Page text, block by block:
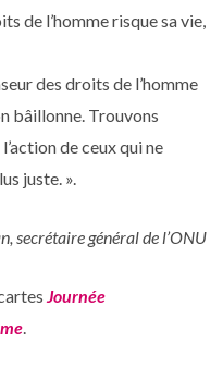
de l’homme risque sa vie,
des droits de l’homme
bâillonne. Trouvons
de ceux qui ne
juste. ».
secrétaire général de l’ONU
Journée
.